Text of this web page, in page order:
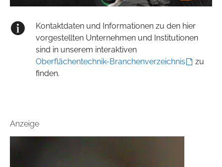
Kontaktdaten und Informationen zu den hier
vorgestellten Unternehmen und Institutionen
sind in unserem interaktiven
Oberflächentechnik-Branchenverzeichnis
zu
finden.
Anzeige